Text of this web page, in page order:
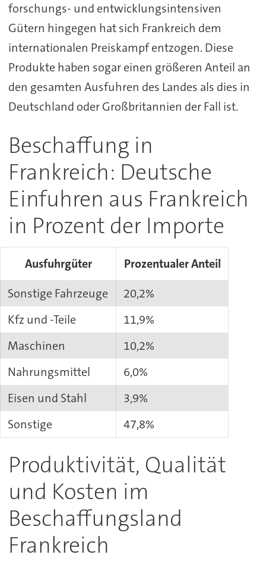
forschungs- und entwicklungsintensiven
Gütern hingegen hat sich Frankreich dem
internationalen Preiskampf entzogen. Diese
Produkte haben sogar einen größeren Anteil an
den gesamten Ausfuhren des Landes als dies in
Deutschland oder Großbritannien der Fall ist.
Beschaffung in
Frankreich: Deutsche
Einfuhren aus Frankreich
in Prozent der Importe
Ausfuhrgüter
Prozentualer Anteil
Sonstige Fahrzeuge
20,2%
Kfz und -Teile
11,9%
Maschinen
10,2%
Nahrungsmittel
6,0%
Eisen und Stahl
3,9%
Sonstige
47,8%
Produktivität, Qualität
und Kosten im
Beschaffungsland
Frankreich